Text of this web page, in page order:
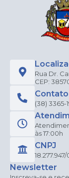
Rua Dr.
CEP:
Contato
(38) 3365-
às 17:00h
CNPJ
Newsletter